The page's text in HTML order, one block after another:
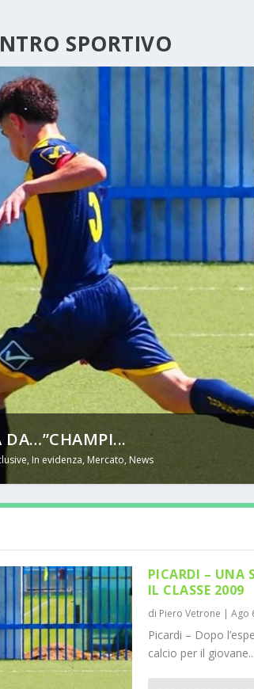
SPORTIVO
DA…”CHAMPI...
, In evidenza,Mercato, News
PICARDI – UNA
IL CLASSE 2009
di Piero Vetrone | Ago
Picardi – Dopo
calcio per il giovane...